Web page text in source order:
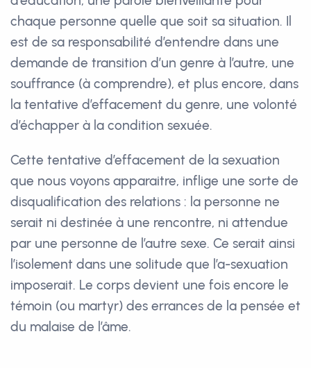
chaque personne quelle que soit sa situation. Il
est de sa responsabilité d’entendre dans une
demande de transition d’un genre à l’autre, une
souffrance (à comprendre), et plus encore, dans
la tentative d’effacement du genre, une volonté
d’échapper à la condition sexuée.
Cette tentative d’effacement de la sexuation
que nous voyons apparaitre, inflige une sorte de
disqualification des relations : la personne ne
serait ni destinée à une rencontre, ni attendue
par une personne de l’autre sexe. Ce serait ainsi
l’isolement dans une solitude que l’a-sexuation
imposerait. Le corps devient une fois encore le
témoin (ou martyr) des errances de la pensée et
du malaise de l’âme.